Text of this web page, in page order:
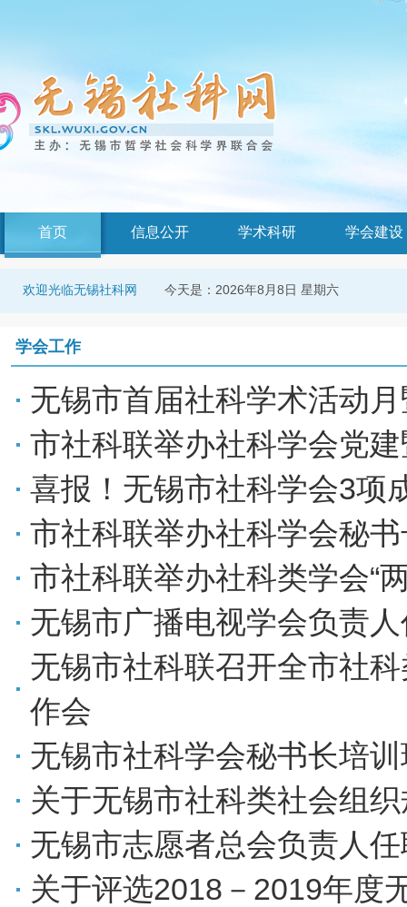
首页 信息公开 学术科研 学会建设
欢迎光临无锡社科网 今天是： 2026年8月8日 星期六
学会工作
无锡市首届社科学术活动
市社科联举办社科学会党
喜报！无锡市社科学会3项
市社科联举办社科学会秘
市社科联举办社科类学会“
无锡市广播电视学会负责
无锡市社科联召开全市社
作会
无锡市社科学会秘书长培
关于无锡市社科类社会组
无锡市志愿者总会负责人
关于评选2018－2019年度